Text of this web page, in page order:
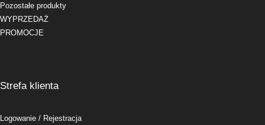
Pozostałe produkty
WYPRZEDAŻ
PROMOCJE
Strefa klienta
Logowanie / Rejestracja